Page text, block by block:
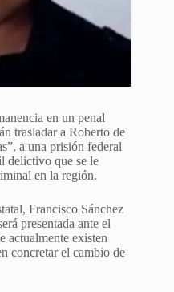
en un penal
trasladar a Roberto de
a una prisión federal
delictivo que se le
en la región.
Francisco Sánchez
presentada ante el
actualmente existen
concretar el cambio de